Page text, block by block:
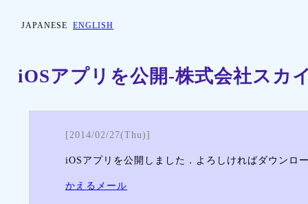
JAPANESE ENGLISH
iOSアプリを公開-株式会社スカ
[2014/02/27(Thu)]
iOSアプリを公開しました．よろしければダウンロ
かえるメール